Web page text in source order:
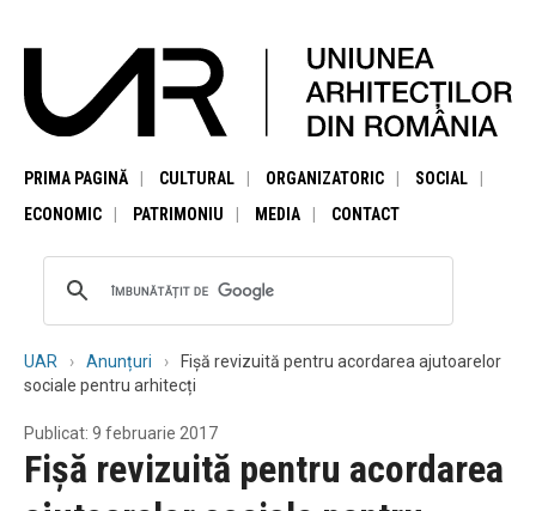
PRIMA PAGINĂ CULTURAL ORGANIZATORIC
SOCIAL
ECONOMIC
PATRIMONIU MEDIA CONTACT
UAR Anunțuri
Fișă revizuită pentru acordarea ajutoarelor
sociale pentru arhitecți
Publicat: 9 februarie 2017
Fișă revizuită pentru acordarea